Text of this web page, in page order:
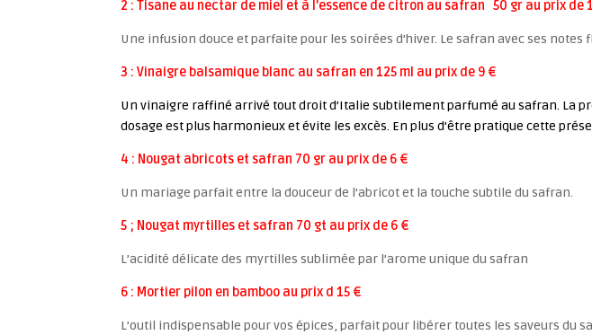
2 : Tisane au nectar de miel et à l’essence de citron au safran 50 gr au prix de
Une infusion douce et parfaite pour les soirées d’hiver. Le safran avec ses
3 : Vinaigre balsamique blanc au safran en 125 ml au prix de 9 €
Un vinaigre raffiné arrivé tout droit d’Italie subtilement parfumé au safran. La
dosage est plus harmonieux et évite les excès. En plus d’être pratique cette
4 : Nougat abricots et safran 70 gr au prix de 6 €
Un mariage parfait entre la douceur de l’abricot et la touche subtile du safran.
5 ; Nougat myrtilles et safran 70 gt au prix de 6 €
L’acidité délicate des myrtilles sublimée par l’arome unique du safran
6 : Mortier pilon en bamboo au prix d 15 €
L’outil indispensable pour vos épices, parfait pour libérer toutes les saveurs du